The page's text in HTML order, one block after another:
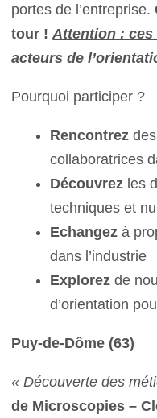
portes de l’entreprise.
tour ! Attention :
acteurs de
Pourquoi participer ?
Rencontrez
collaboratrices
Découvrez les
techniques et
Echangez à
dans l’industrie
Explorez de
d’orientation
Puy-de-Dôme (63)
« Découverte des
de Microscopies –